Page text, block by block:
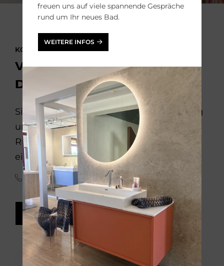
KONTAKTIEREN SIE UNS!
Vom Keller bis zum
Dachboden
Sie möchten Ihr Haus oder Ihre Wohnung
umgestalten? Wir beraten Sie gerne.
Rufen Sie uns an oder schicken Sie uns
eine Online-Anfrage:
(09153) 92 92 92
WOHNRAUM-ANFRAGE
freuen uns auf viele spannende Gespräche
rund um Ihr neues Bad.
WEITERE INFOS